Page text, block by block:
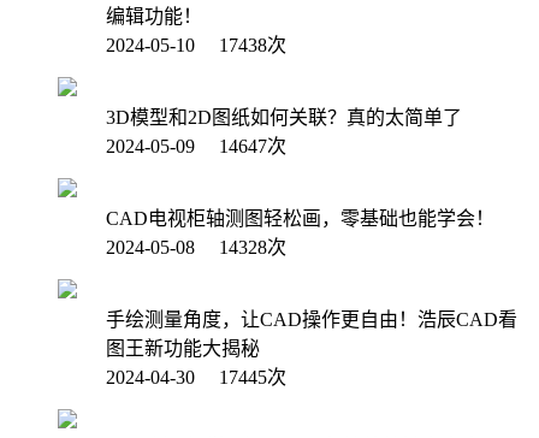
编辑功能！
2024-05-10 17438次
3D模型和2D图纸如何关联？真的太简单了
2024-05-09 14647次
CAD电视柜轴测图轻松画，零基础也能学会！
2024-05-08 14328次
手绘测量角度，让CAD操作更自由！浩辰CAD看
图王新功能大揭秘
2024-04-30 17445次